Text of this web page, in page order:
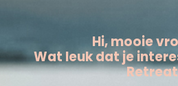
Hi, mooie
Wat leuk dat je